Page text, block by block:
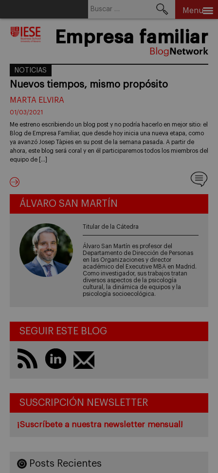
Menu
Empresa familiar
NOTICIAS
Nuevos tiempos, mismo propósito
MARTA ELVIRA
01/03/2021
Me estreno escribiendo un blog post y no podría hacerlo en mejor sitio: el
Blog de Empresa Familiar, que desde hoy inicia una nueva etapa, como
ya avanzó Josep Tàpies en su post de la semana pasada. A partir de
ahora, este blog será coral y en él participaremos todos los miembros del
equipo de […]
ÁLVARO SAN MARTÍN
Titular de la Cátedra
Álvaro San Martín es profesor del
Departamento de Dirección de Personas
en las Organizaciones y director
académico del Executive MBA en Madrid.
Como investigador, sus trabajos tratan
diversos aspectos de la psicología
cultural, la dinámica de equipos y la
psicología socioecológica.
SEGUIR ESTE BLOG
SUSCRIPCIÓN NEWSLETTER
¡Suscríbete a nuestra newsletter mensual!
Posts Recientes